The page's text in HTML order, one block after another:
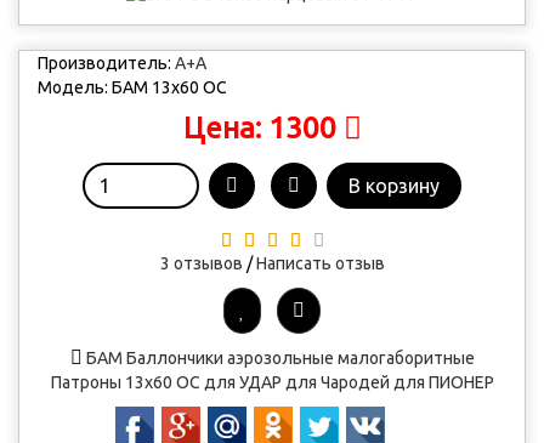
Производитель: А+А
Модель: БАМ 13х60 ОС
Цена: 1300
В корзину
3 отзывов /Написать отзыв
БАМ Баллончики аэрозольные малогаборитные
Патроны 13х60 OC для УДАР для Чародей для ПИОНЕР